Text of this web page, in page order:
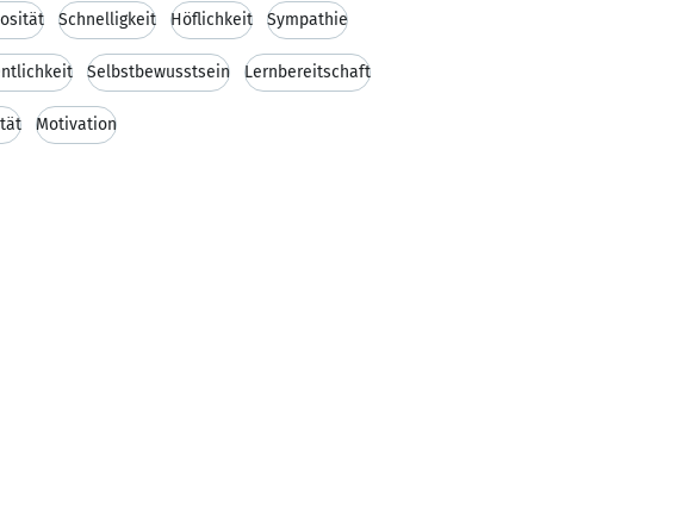
Schnelligkeit Höflichkeit Sympathie
Selbstbewusstsein Lernbereitschaft
Motivation